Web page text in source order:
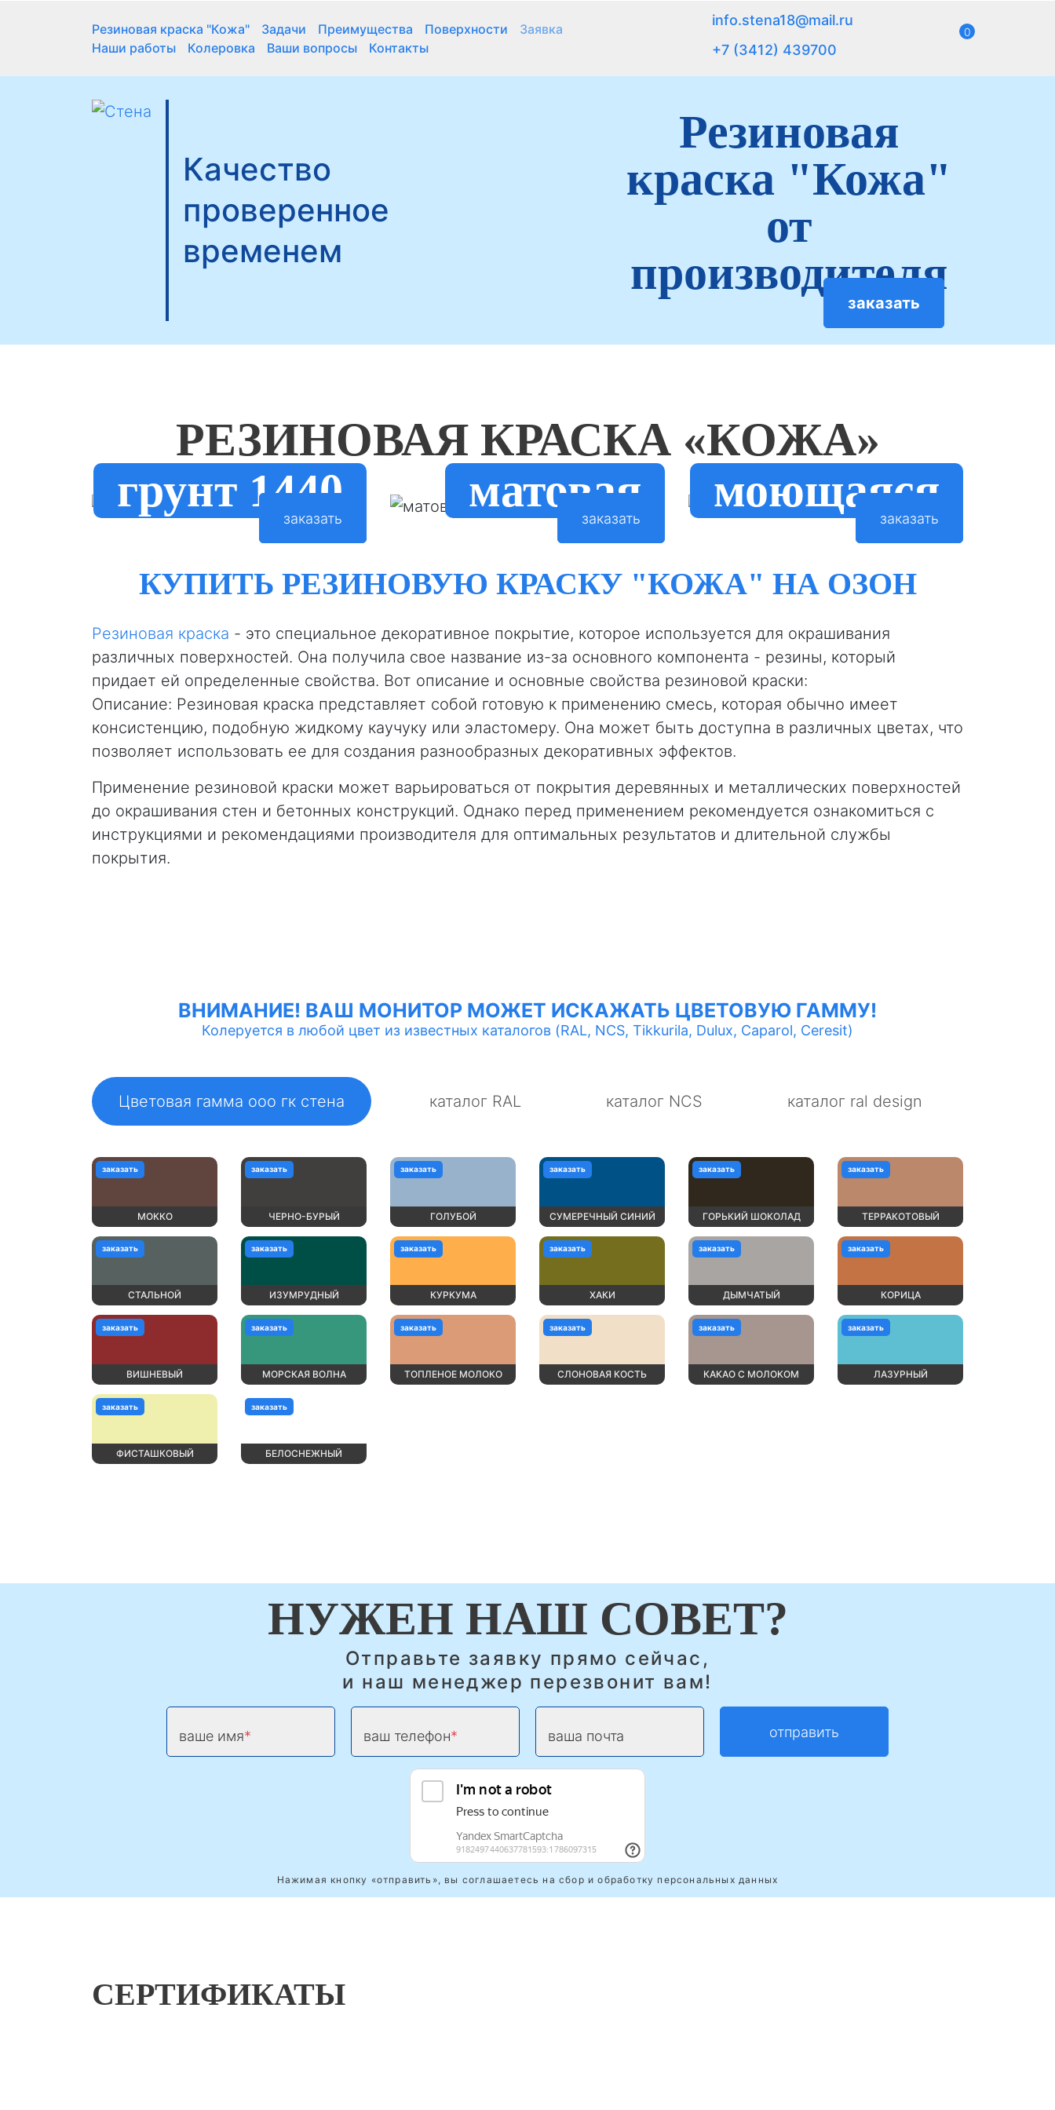
Резиновая краска "Кожа" Задачи Преимущества Поверхности
Заявка
Наши работы
Колеровка Ваши вопросы Контакты
info.stena18@mail.ru
+7 (3412) 439700
0
Качество
проверенное
временем
Резиновая
краска "Кожа"
от
производителя
заказать
РЕЗИНОВАЯ КРАСКА «КОЖА»
грунт 1440
заказать
матовая
заказать
моющаяся
заказать
КУПИТЬ РЕЗИНОВУЮ КРАСКУ "КОЖА" НА ОЗОН
Резиновая краска - это специальное декоративное покрытие, которое используется для окрашивания
различных поверхностей. Она получила свое название из-за основного компонента - резины, который
придает ей определенные свойства. Вот описание и основные свойства резиновой краски:
Описание: Резиновая краска представляет собой готовую к применению смесь, которая обычно имеет
консистенцию, подобную жидкому каучуку или эластомеру. Она может быть доступна в различных цветах, что
позволяет использовать ее для создания разнообразных декоративных эффектов.
Применение резиновой краски может варьироваться от покрытия деревянных и металлических поверхностей
до окрашивания стен и бетонных конструкций. Однако перед применением рекомендуется ознакомиться с
инструкциями и рекомендациями производителя для оптимальных результатов и длительной службы
покрытия.
ВНИМАНИЕ! ВАШ МОНИТОР МОЖЕТ ИСКАЖАТЬ ЦВЕТОВУЮ ГАММУ!
Колеруется в любой цвет из известных каталогов (RAL, NCS, Tikkurila, Dulux, Caparol, Ceresit)
Цветовая гамма ооо гк стена каталог RAL каталог NCS каталог ral design
МОККО
заказать
ЧЕРНО-БУРЫЙ
заказать
ГОЛУБОЙ
заказать
СУМЕРЕЧНЫЙ СИНИЙ
заказать
ГОРЬКИЙ ШОКОЛАД
заказать
ТЕРРАКОТОВЫЙ
заказать
СТАЛЬНОЙ
заказать
ИЗУМРУДНЫЙ
заказать
КУРКУМА
заказать
ХАКИ
заказать
ДЫМЧАТЫЙ
заказать
КОРИЦА
заказать
ВИШНЕВЫЙ
заказать
МОРСКАЯ ВОЛНА
заказать
ТОПЛЕНОЕ МОЛОКО
заказать
СЛОНОВАЯ КОСТЬ
заказать
КАКАО С МОЛОКОМ
заказать
ЛАЗУРНЫЙ
заказать
ФИСТАШКОВЫЙ
заказать
БЕЛОСНЕЖНЫЙ
заказать
НУЖЕН НАШ СОВЕТ?
Отправьте заявку прямо сейчас,
и наш менеджер перезвонит вам!
ваше имя ваш телефон ваша почта отправить
Нажимая кнопку «отправить», вы соглашаетесь на сбор и обработку персональных данных
СЕРТИФИКАТЫ